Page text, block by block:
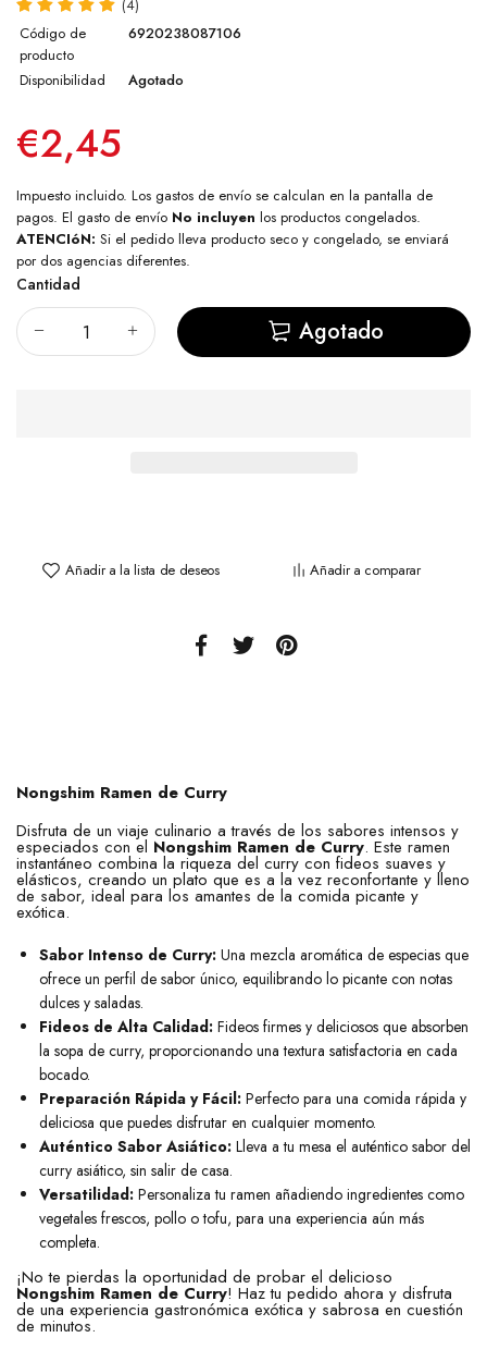
(4)
Código de
producto
6920238087106
Disponibilidad Agotado
€2,45
Impuesto incluido. Los gastos de envío se calculan en la pantalla de
pagos. El gasto de envío No incluyen los productos congelados.
ATENCIóN: Si el pedido lleva producto seco y congelado, se enviará
por dos agencias diferentes.
Cantidad
Agotado
Añadir a la lista de deseos Añadir a comparar
Nongshim Ramen de Curry
Disfruta de un viaje culinario a través de los sabores intensos y
especiados con el Nongshim Ramen de Curry. Este ramen
instantáneo combina la riqueza del curry con fideos suaves y
elásticos, creando un plato que es a la vez reconfortante y lleno
de sabor, ideal para los amantes de la comida picante y
exótica.
Sabor Intenso de Curry: Una mezcla aromática de especias que
ofrece un perfil de sabor único, equilibrando lo picante con notas
dulces y saladas.
Fideos de Alta Calidad: Fideos firmes y deliciosos que absorben
la sopa de curry, proporcionando una textura satisfactoria en cada
bocado.
Preparación Rápida y Fácil: Perfecto para una comida rápida y
deliciosa que puedes disfrutar en cualquier momento.
Auténtico Sabor Asiático: Lleva a tu mesa el auténtico sabor del
curry asiático, sin salir de casa.
Versatilidad: Personaliza tu ramen añadiendo ingredientes como
vegetales frescos, pollo o tofu, para una experiencia aún más
completa.
¡No te pierdas la oportunidad de probar el delicioso
Nongshim Ramen de Curry! Haz tu pedido ahora y disfruta
de una experiencia gastronómica exótica y sabrosa en cuestión
de minutos.